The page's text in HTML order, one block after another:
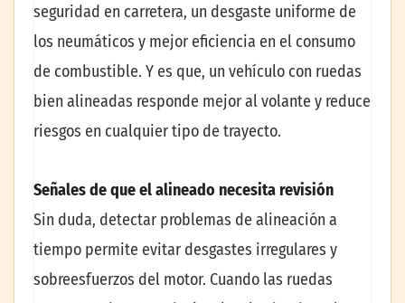
seguridad en carretera, un desgaste uniforme de
los neumáticos y mejor eficiencia en el consumo
de combustible. Y es que, un vehículo con ruedas
bien alineadas responde mejor al volante y reduce
riesgos en cualquier tipo de trayecto.
Señales de que el alineado necesita revisión
Sin duda, detectar problemas de alineación a
tiempo permite evitar desgastes irregulares y
sobreesfuerzos del motor. Cuando las ruedas